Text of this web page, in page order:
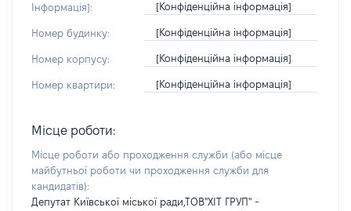
Інформація]:
[Конфіденційна інформація]
Номер будинку: [Конфіденційна інформація]
Номер корпусу: [Конфіденційна інформація]
Номер квартири: [Конфіденційна інформація]
Місце роботи:
Місце роботи або проходження служби (або місце
майбутньої роботи чи проходження служби для
кандидатів):
Депутат Київської міської ради,ТОВ"ХІТ ГРУП" -